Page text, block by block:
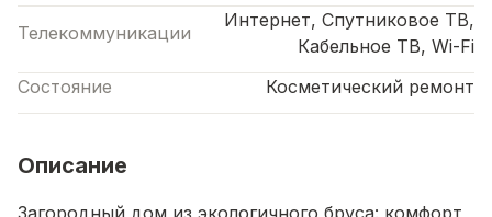
Телекоммуникации
Интернет, Спутниковое ТВ,
Кабельное ТВ, Wi-Fi
Состояние
Косметический ремонт
Описание
Загородный дом из экологичного бруса: комфорт